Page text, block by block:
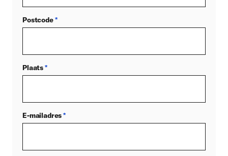
Postcode*
Plaats*
E-mailadres*